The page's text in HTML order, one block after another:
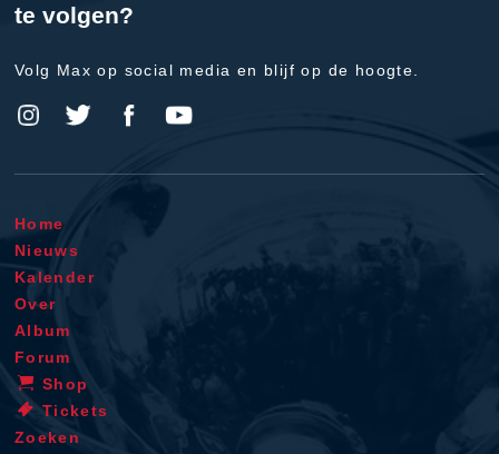
te volgen?
Volg Max op social media en blijf op de hoogte.
Home
Nieuws
Kalender
Over
Album
Forum
Shop
Tickets
Zoeken